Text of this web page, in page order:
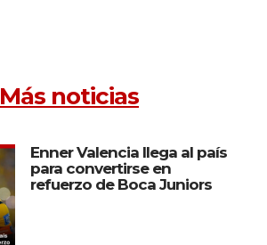
Más noticias
Enner Valencia llega al país
para convertirse en
refuerzo de Boca Juniors